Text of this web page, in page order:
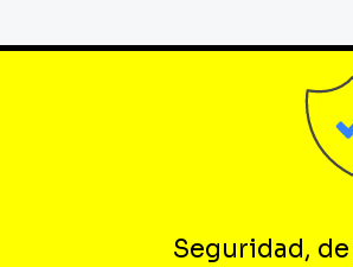
Seguridad,